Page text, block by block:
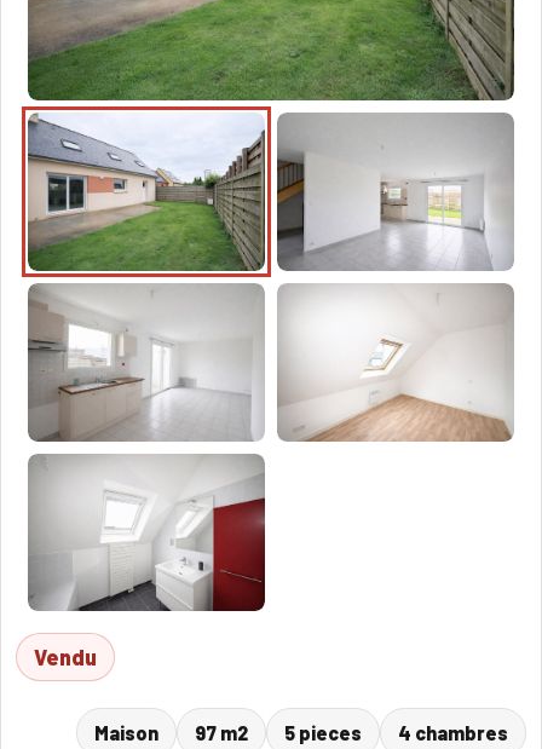
Vendu
Maison 97 m2 5 pieces 4 chambres